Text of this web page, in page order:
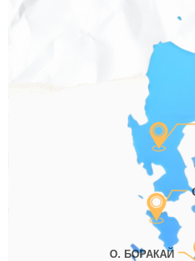
О. БОРАКАЙ